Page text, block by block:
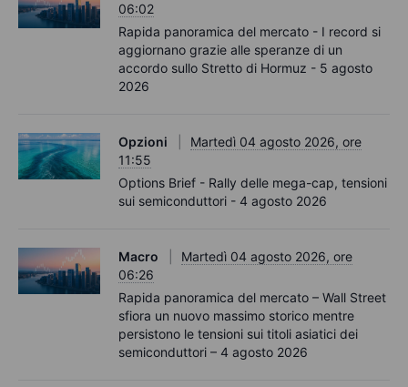
06:02
Rapida panoramica del mercato - I record si
aggiornano grazie alle speranze di un
accordo sullo Stretto di Hormuz - 5 agosto
2026
Opzioni
Martedì 04 agosto 2026, ore
11:55
Options Brief - Rally delle mega-cap, tensioni
sui semiconduttori - 4 agosto 2026
Macro
Martedì 04 agosto 2026, ore
06:26
Rapida panoramica del mercato – Wall Street
sfiora un nuovo massimo storico mentre
persistono le tensioni sui titoli asiatici dei
semiconduttori – 4 agosto 2026